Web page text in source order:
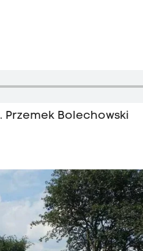
Bolechowski